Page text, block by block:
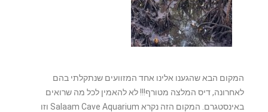
המקום הבא שהגענו אלינו אחד המזוועים שנתקלתי בהם
לאחרונה, דיס המלצה מטורף!!! לא להאמין לכל מה שרואים
באינסטגרם. המקום הזה נקרא Salaam Cave Aquarium וזו